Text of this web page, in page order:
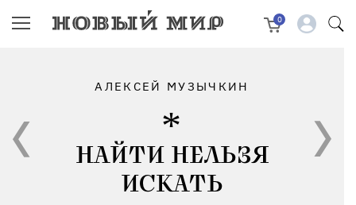
0
АЛЕКСЕЙ МУЗЫЧКИН
НАЙТИ НЕЛЬЗЯ
ИСКАТЬ